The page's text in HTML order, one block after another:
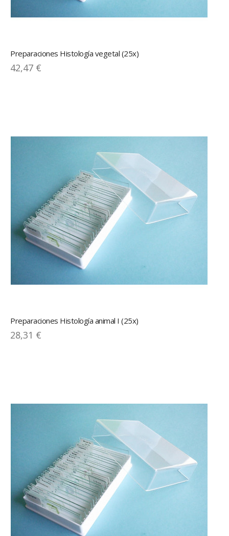
Preparaciones Histología vegetal (25x)
42,47 €
Preparaciones Histología animal I (25x)
28,31 €